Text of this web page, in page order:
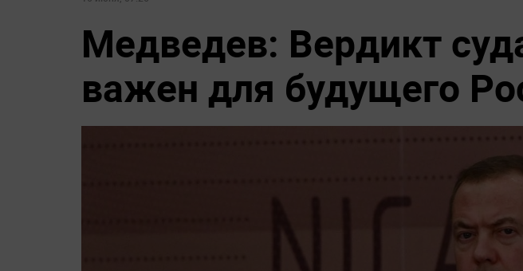
Медведев: Вердикт
важен для будущего